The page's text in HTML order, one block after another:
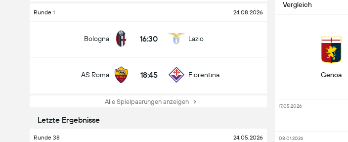
Runde 1 24.08.2026
Bologna 16:30 Lazio
AS Roma 18:45 Fiorentina
Alle Spielpaarungen anzeigen
Letzte Ergebnisse
Runde 38 24.05.2026
Vergleich
Genoa
17.05.2026
08.01.2026